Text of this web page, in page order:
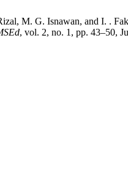
M. G. Isnawan, and I. .
, vol. 2, no. 1, pp. 43–50,